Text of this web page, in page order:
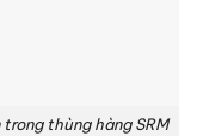
thùng hàng SRM